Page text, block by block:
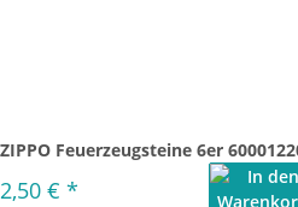
ZIPPO Feuerzeugsteine 6er
2,50 € *